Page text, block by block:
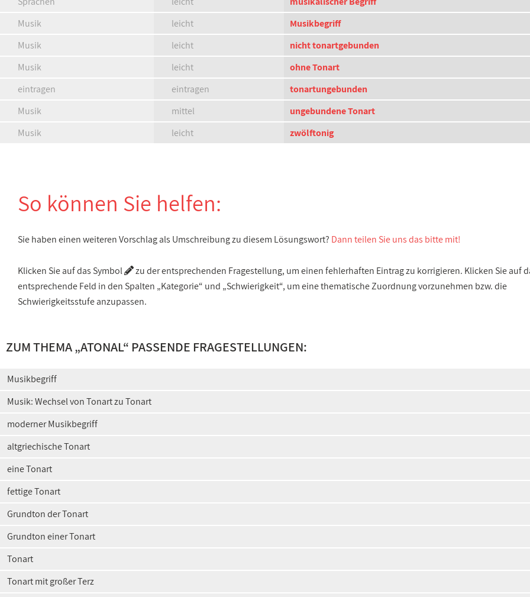
Musik
leicht
Musikbegriff
Musik
leicht
nicht tonartgebunden
Musik
leicht
ohne Tonart
eintragen
eintragen
tonartungebunden
Musik
mittel
ungebundene Tonart
Musik
leicht zwölftonig
So können Sie helfen:
Sie haben einen weiteren Vorschlag als Umschreibung zu diesem Lösungswort? Dann teilen Sie uns das bitte mit!
Klicken Sie auf das Symbol
zu der entsprechenden Fragestellung, um einen fehlerhaften Eintrag zu korrigieren. Klicken Sie auf
entsprechende Feld in den Spalten „Kategorie“ und „Schwierigkeit“, um eine thematische Zuordnung vorzunehmen bzw. die
Schwierigkeitsstufe anzupassen.
ZUM THEMA „ATONAL“ PASSENDE FRAGESTELLUNGEN:
Musikbegriff
Musik: Wechsel von Tonart zu Tonart
moderner Musikbegriff
altgriechische Tonart
eine Tonart
fettige Tonart
Grundton der Tonart
Grundton einer Tonart
Tonart
Tonart mit großer Terz